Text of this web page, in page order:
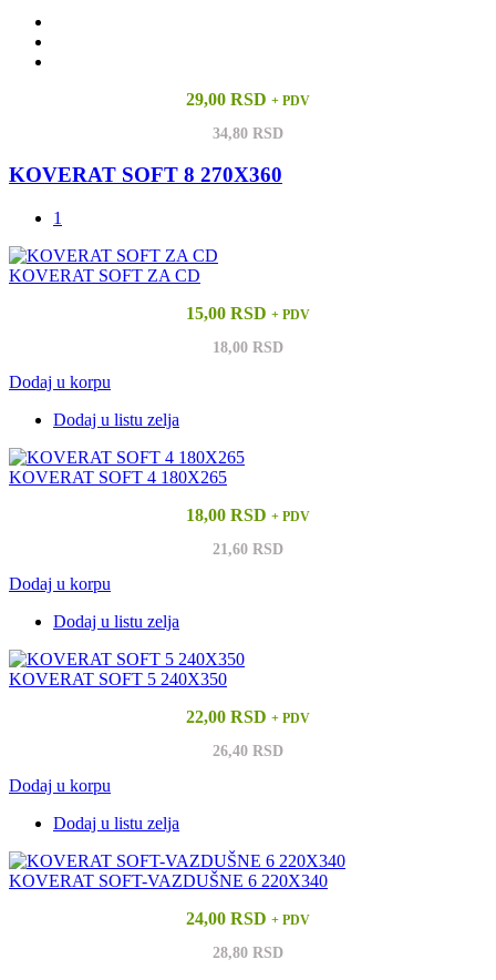
29,00 RSD + PDV
34,80 RSD
KOVERAT SOFT 8 270X360
1
KOVERAT SOFT ZA CD
15,00 RSD + PDV
18,00 RSD
Dodaj u korpu
Dodaj u listu zelja
KOVERAT SOFT 4 180X265
18,00 RSD + PDV
21,60 RSD
Dodaj u korpu
Dodaj u listu zelja
KOVERAT SOFT 5 240X350
22,00 RSD + PDV
26,40 RSD
Dodaj u korpu
Dodaj u listu zelja
KOVERAT SOFT-VAZDUŠNE 6 220X340
24,00 RSD + PDV
28,80 RSD